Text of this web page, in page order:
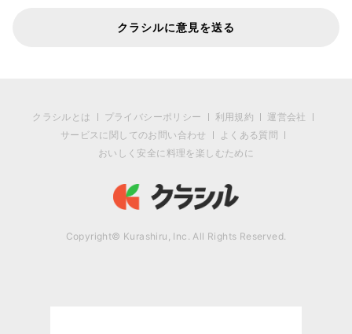
クラシルに意見を送る
クラシルとは プライバシーポリシー 利用規約
運営会社
サービスに関してのお問い合わせ
よくある質問
おいしく安全に料理を楽しむために
Copyright© Kurashiru, Inc. All Rights Reserved.